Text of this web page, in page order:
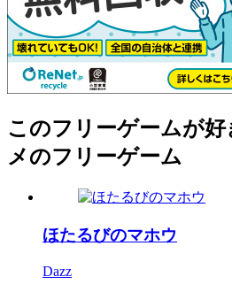
このフリーゲームが
メのフリーゲーム
ほたるびのマホウ
Dazz